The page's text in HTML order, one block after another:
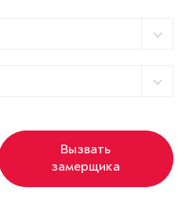
Вызвать
замерщика